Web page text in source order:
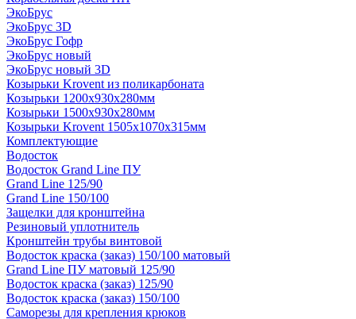
ЭкоБрус
ЭкоБрус 3D
ЭкоБрус Гофр
ЭкоБрус новый
ЭкоБрус новый 3D
Козырьки Krovent из поликарбоната
Козырьки 1200х930х280мм
Козырьки 1500х930х280мм
Козырьки Krovent 1505х1070х315мм
Комплектующие
Водосток
Водосток Grand Line ПУ
Grand Line 125/90
Grand Line 150/100
Защелки для кронштейна
Резиновый уплотнитель
Кронштейн трубы винтовой
Водосток краска (заказ) 150/100 матовый
Grand Line ПУ матовый 125/90
Водосток краска (заказ) 125/90
Водосток краска (заказ) 150/100
Саморезы для крепления крюков